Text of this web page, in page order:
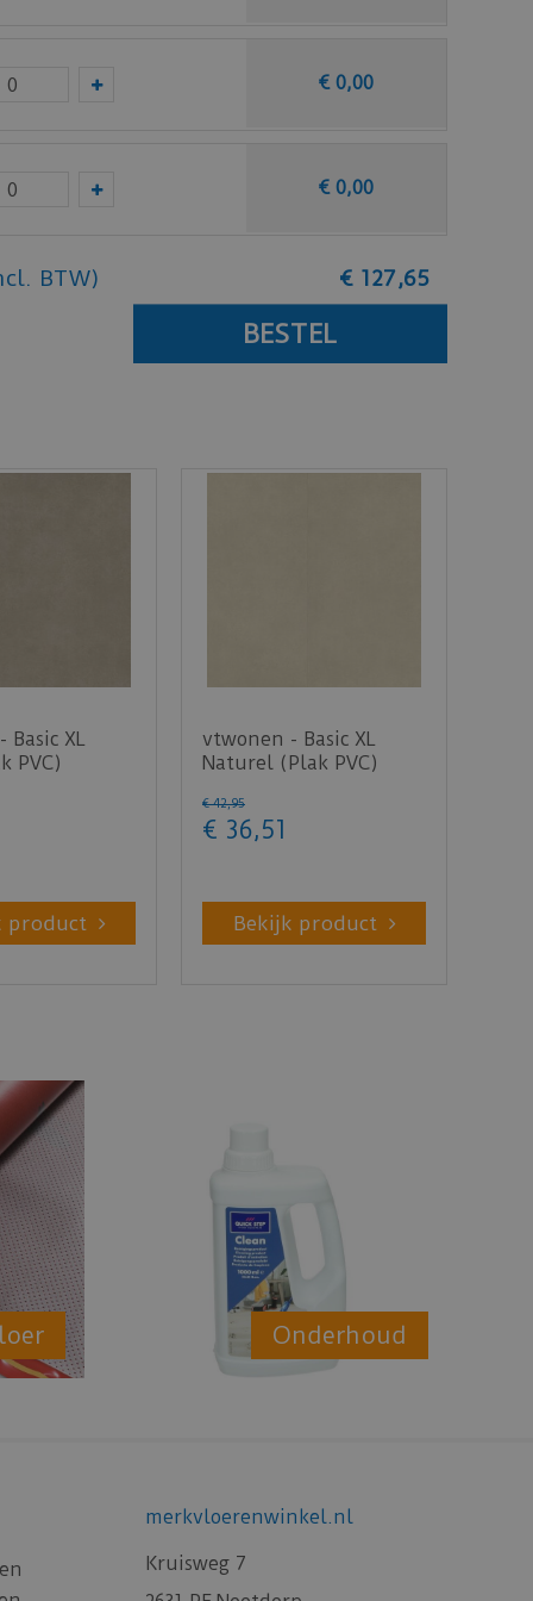
€ 0,00
€ 0,00
BTW) € 127,65
Basic XL
PVC)
product
vtwonen - Basic XL
Naturel (Plak PVC)
€ 42,95
€ 36,51
Bekijk product
Onderhoud
merkvloerenwinkel.nl
Kruisweg 7